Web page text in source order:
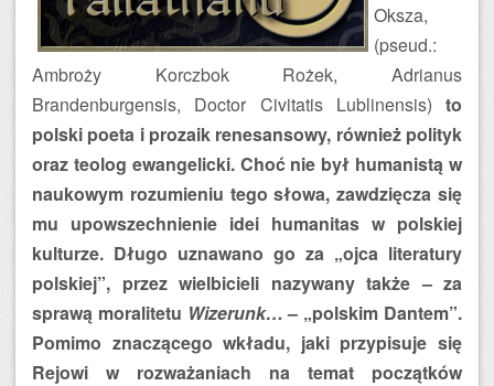
Oksza,
(pseud.:
Ambroży Korczbok Rożek, Adrianus
Brandenburgensis, Doctor Civitatis Lublinensis) to
polski poeta i prozaik renesansowy, również polityk
oraz teolog ewangelicki. Choć nie był humanistą w
naukowym rozumieniu tego słowa, zawdzięcza się
mu upowszechnienie idei humanitas w polskiej
kulturze. Długo uznawano go za „ojca literatury
polskiej”, przez wielbicieli nazywany także – za
sprawą moralitetu Wizerunk…– „polskim Dantem”.
Pomimo znaczącego wkładu, jaki przypisuje się
Rejowi w rozważaniach na temat początków